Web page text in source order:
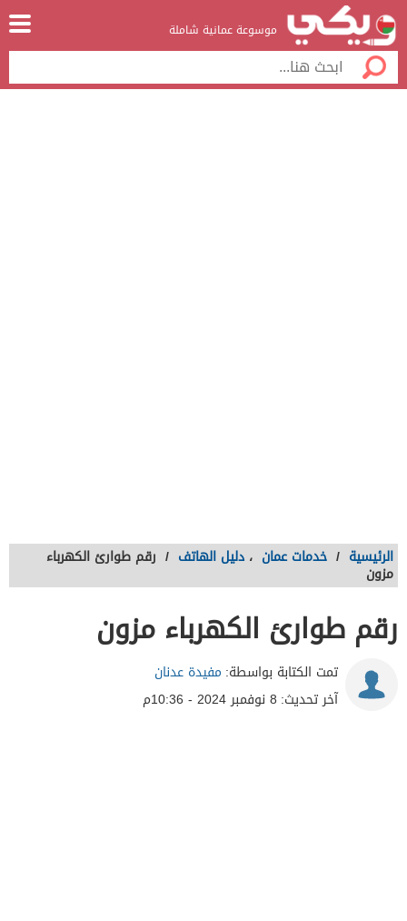
موسوعة عمانية شاملة
الرئيسية / خدمات عمان ، دليل الهاتف / رقم طوارئ الكهرباء
مزون
رقم طوارئ الكهرباء مزون
تمت الكتابة بواسطة: مفيدة عدنان
آخر تحديث: 8 نوفمبر 2024 - 10:36م